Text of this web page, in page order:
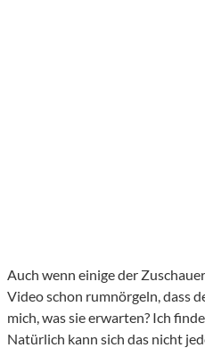
Auch wenn einige der
Video schon rumnörgeln, dass
mich, was sie erwarten? Ich
Natürlich kann sich das nicht